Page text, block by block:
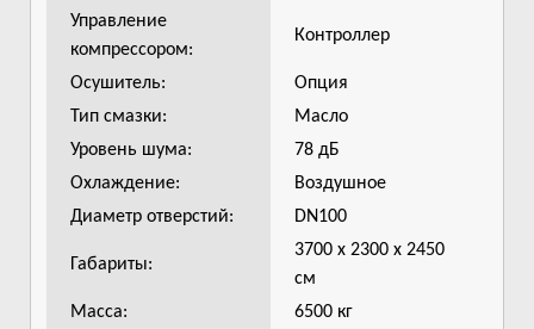
Управление
компрессором:
Контроллер
Осушитель:
Опция
Тип смазки:
Масло
Уровень шума:
78 дБ
Охлаждение:
Воздушное
Диаметр отверстий:
DN100
Габариты:
3700 х 2300 х 2450
см
Масса:
6500 кг